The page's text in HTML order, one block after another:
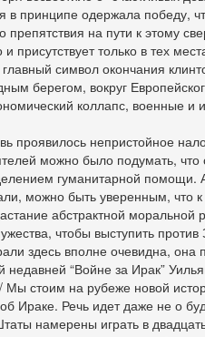
принципе одержала победу,
на пути к этому
присутствует только в тех
символ окончания
берегом, вокруг
коллапс, военные
проявилось непристойное
можно было подумать,
гуманитарной помощи.
можно быть уверенным, что
абстрактной
чтобы выступить
здесь вполне очевидна, она
недавней “Войне за Ирак”
Мы стоим на рубеже новой
Ираке. Речь идет даже не о
намерены играть в